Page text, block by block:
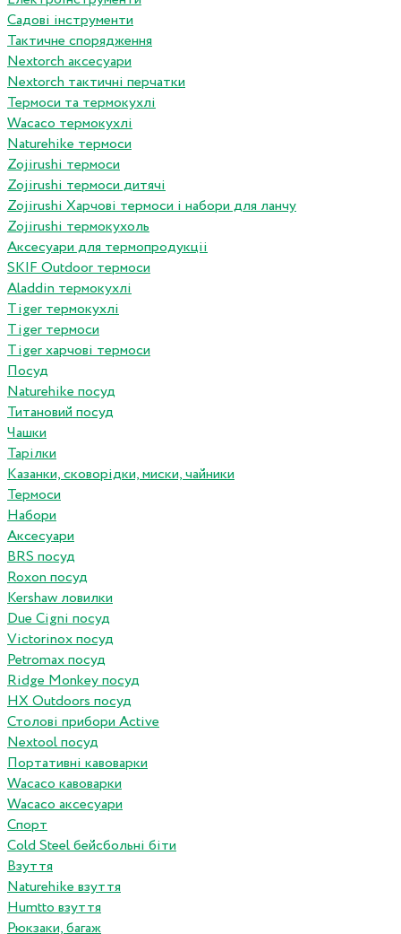
Садові інструменти
Тактичне спорядження
Nextorch аксесуари
Nextorch тактичні перчатки
Термоси та термокухлі
Wacaco термокухлі
Naturehike термоси
Zojirushi термоси
Zojirushi термоси дитячі
Zojirushi Харчові термоси і набори для ланчу
Zojirushi термокухоль
Аксесуари для термопродукціі
SKIF Outdoor термоси
Aladdin термокухлі
Tiger термокухлі
Tiger термоси
Tiger харчові термоси
Посуд
Naturehike посуд
Титановий посуд
Чашки
Тарілки
Казанки, сковорідки, миски, чайники
Термоси
Набори
Аксесуари
BRS посуд
Roxon посуд
Kershaw ловилки
Due Cigni посуд
Victorinox посуд
Petromax посуд
Ridge Monkey посуд
HX Outdoors посуд
Столові прибори Active
Nextool посуд
Портативні кавоварки
Wacaco кавоварки
Wacaco аксесуари
Спорт
Cold Steel бейсбольні біти
Взуття
Naturehike взуття
Humtto взуття
Рюкзаки, багаж